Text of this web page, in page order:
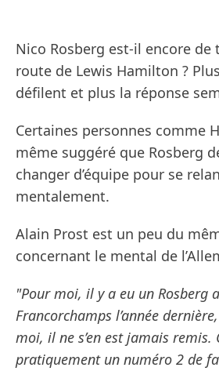
Nico Rosberg est-il encore de
route de Lewis Hamilton ?
défilent et plus la réponse
Certaines personnes comme
même suggéré que Rosberg
changer d’équipe pour se
mentalement.
Alain Prost est un peu du
concernant le mental de
"Pour moi, il y a eu un Rosberg
Francorchamps l’année
moi, il ne s’en est jamais remis.
pratiquement un numéro 2 de